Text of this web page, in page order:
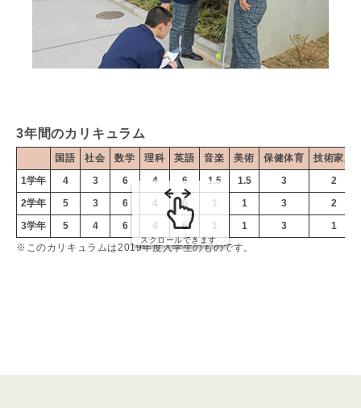
3年間のカリキュラム
国語 社会 数学 理科 英語 音楽 美術 保健体育
技術家庭
1学年
4 3 6 4 6 1.5 1.5 3
2
2学年
5 3 6 4 6 1 1 3
2
3学年
5 4 6 4 6 1 1 3
1
※このカリキュラムは2019年度入学生のものです。
スクロールできます